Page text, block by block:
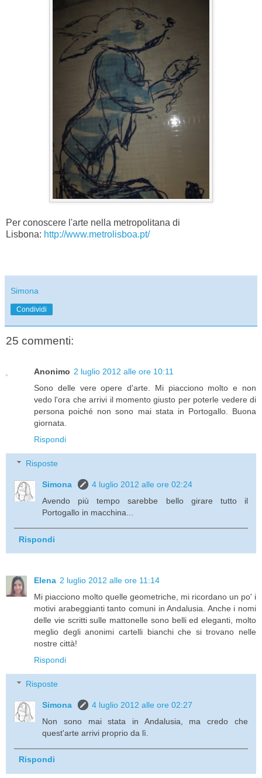
Per conoscere l'arte nella metropolitana di
Lisbona: http://www.metrolisboa.pt/
Simona
Condividi
25 commenti:
Anonimo 2 luglio 2012 alle ore 10:11
Sono delle vere opere d'arte. Mi piacciono molto e non
vedo l'ora che arrivi il momento giusto per poterle vedere di
persona poiché non sono mai stata in Portogallo. Buona
giornata.
Rispondi
Risposte
Simona
4 luglio 2012 alle ore 02:24
Avendo più tempo sarebbe bello girare tutto il
Portogallo in macchina...
Rispondi
Elena 2 luglio 2012 alle ore 11:14
Mi piacciono molto quelle geometriche, mi ricordano un po' i
motivi arabeggianti tanto comuni in Andalusia. Anche i nomi
delle vie scritti sulle mattonelle sono belli ed eleganti, molto
meglio degli anonimi cartelli bianchi che si trovano nelle
nostre città!
Rispondi
Risposte
Simona
4 luglio 2012 alle ore 02:27
Non sono mai stata in Andalusia, ma credo che
quest'arte arrivi proprio da lì.
Rispondi